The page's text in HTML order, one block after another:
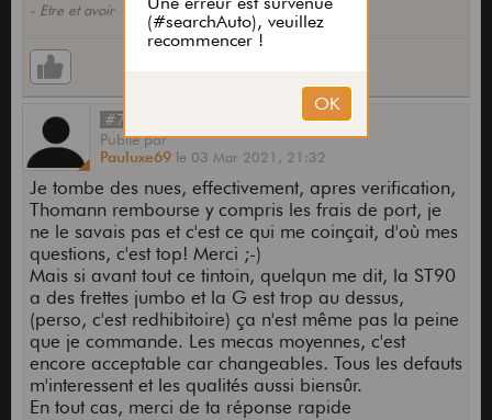
- Etre et avoir
#78
Publiépar
Pauluxe69 le 03 Mar 2021, 21:32
Je tombe des nues, effectivement, apres verification,
Thomann rembourse y compris les frais de port, je
ne le savais pas et c'est ce qui me coinçait, d'où mes
questions, c'est top! Merci ;-)
Mais si avant tout ce tintoin, quelqun me dit, la ST90
a des frettes jumbo et la G est trop au dessus,
(perso, c'est redhibitoire) ça n'est même pas la peine
que je commande. Les mecas moyennes, c'est
encore acceptable car changeables. Tous les defauts
m'interessent et les qualités aussi biensûr.
En tout cas, merci de ta réponse rapide